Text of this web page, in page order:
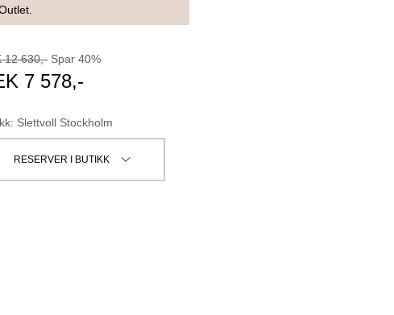
12 630,- Spar 40%
7 578,-
: Slettvoll Stockholm
RESERVER I BUTIKK